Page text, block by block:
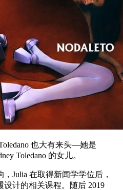
也大有来头—她是
Toledano 的女儿。
在取得新闻学学位后，
计的相关课程。随后 2019